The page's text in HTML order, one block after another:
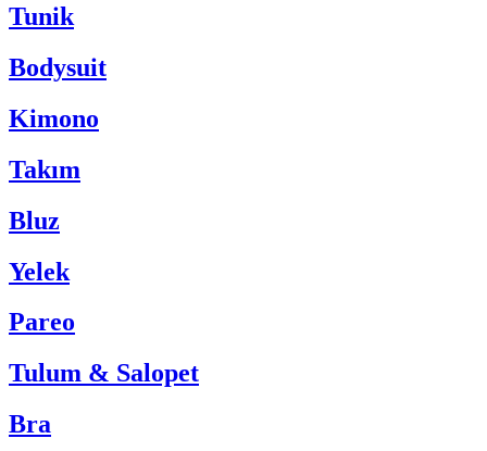
Tunik
Bodysuit
Kimono
Takım
Bluz
Yelek
Pareo
Tulum & Salopet
Bra